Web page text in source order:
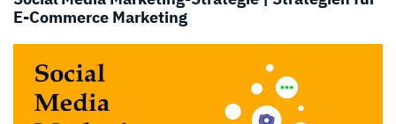
E-Commerce Marketing